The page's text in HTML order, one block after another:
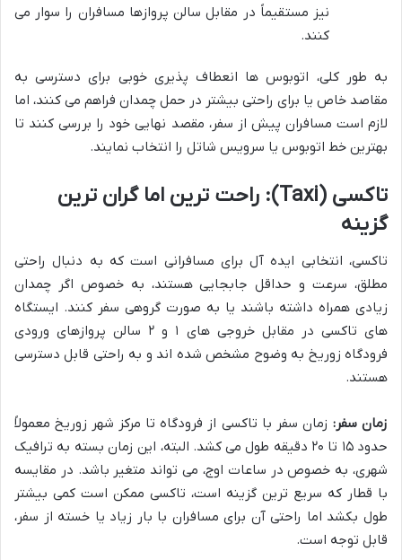
نیز مستقیماً در مقابل سالن پروازها مسافران را سوار می
کنند.
به طور کلی، اتوبوس ها انعطاف پذیری خوبی برای دسترسی به
مقاصد خاص یا برای راحتی بیشتر در حمل چمدان فراهم می کنند، اما
لازم است مسافران پیش از سفر، مقصد نهایی خود را بررسی کنند تا
بهترین خط اتوبوس یا سرویس شاتل را انتخاب نمایند.
تاکسی (Taxi): راحت ترین اما گران ترین
گزینه
تاکسی، انتخابی ایده آل برای مسافرانی است که به دنبال راحتی
مطلق، سرعت و حداقل جابجایی هستند، به خصوص اگر چمدان
زیادی همراه داشته باشند یا به صورت گروهی سفر کنند. ایستگاه
های تاکسی در مقابل خروجی های ۱ و ۲ سالن پروازهای ورودی
فرودگاه زوریخ به وضوح مشخص شده اند و به راحتی قابل دسترسی
هستند.
زمان سفر: زمان سفر با تاکسی از فرودگاه تا مرکز شهر زوریخ معمولاً
حدود ۱۵ تا ۲۰ دقیقه طول می کشد. البته، این زمان بسته به ترافیک
شهری، به خصوص در ساعات اوج، می تواند متغیر باشد. در مقایسه
با قطار که سریع ترین گزینه است، تاکسی ممکن است کمی بیشتر
طول بکشد اما راحتی آن برای مسافران با بار زیاد یا خسته از سفر،
قابل توجه است.